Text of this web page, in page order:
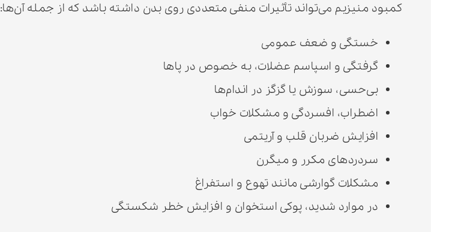
کمبود منیزیم می‌تواند تأثیرات منفی متعددی روی بدن داشته باشد که از جمله آن‌ها:
خستگی و ضعف عمومی
گرفتگی و اسپاسم عضلات، به خصوص در پاها
بی‌حسی، سوزش یا گزگز در اندام‌ها
اضطراب، افسردگی و مشکلات خواب
افزایش ضربان قلب و آریتمی
سردردهای مکرر و میگرن
مشکلات گوارشی مانند تهوع و استفراغ
در موارد شدید، پوکی استخوان و افزایش خطر شکستگی